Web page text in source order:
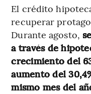
El crédito
recuperar
Durante agosto,
a través de
crecimiento del
aumento del
mismo mes del